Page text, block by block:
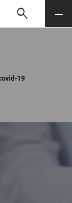
Söksearch Meny
19